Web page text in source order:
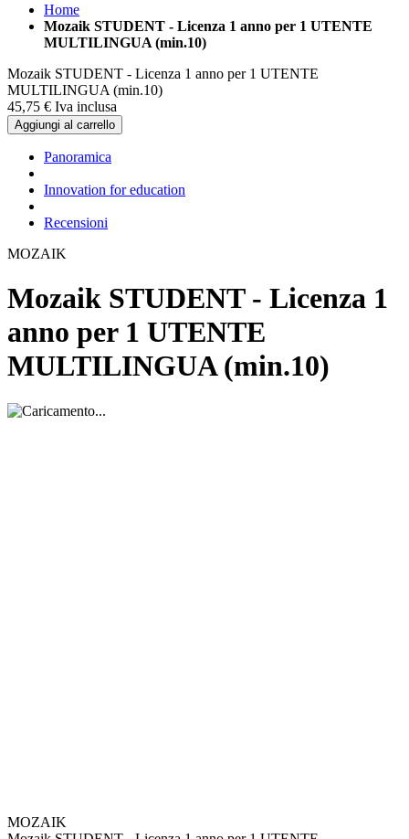
Home
Mozaik STUDENT - Licenza 1 anno per 1 UTENTE
MULTILINGUA (min.10)
Mozaik STUDENT - Licenza 1 anno per 1 UTENTE
MULTILINGUA (min.10)
45,75 € Iva inclusa
Aggiungi al carrello
Panoramica
Innovation for education
Recensioni
MOZAIK
Mozaik STUDENT - Licenza 1
anno per 1 UTENTE
MULTILINGUA (min.10)
MOZAIK